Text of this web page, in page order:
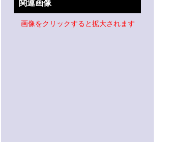
関連画像
画像をクリックすると拡大されます